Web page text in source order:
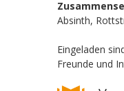
Absinth,
Eingeladen
Freunde und